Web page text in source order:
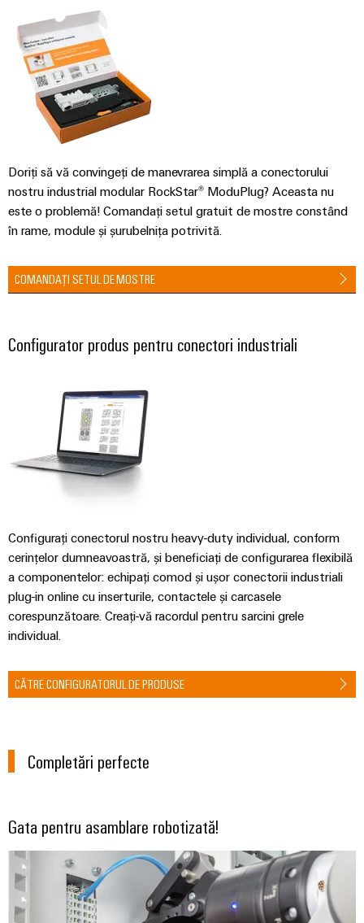
Seturi
de
cabluri
personalizate
produse
practică pentru
industria
Weidmüller
Configurator
Ingineria
digitală de
nivel
superior -
Doriți să vă convingeți de manevrarea simplă a conectorului
nostru industrial modular RockStar® ModuPlug? Aceasta nu
este o problemă! Comandați setul gratuit de mostre constând
în rame, module și șurubelnița potrivită.
COMANDAȚI SETUL DE MOSTRE
Configurator produs pentru conectori industriali
Configurați conectorul nostru heavy-duty individual, conform
cerințelor dumneavoastră, și beneficiați de configurarea flexibilă
a componentelor: echipați comod și ușor conectorii industriali
plug-in online cu inserturile, contactele și carcasele
corespunzătoare. Creați-vă racordul pentru sarcini grele
individual.
CĂTRE CONFIGURATORUL DE PRODUSE
Completări perfecte
Gata pentru asamblare robotizată!